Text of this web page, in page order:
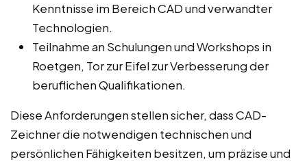
Kenntnisse im Bereich CAD und verwandter
Technologien.
Teilnahme an Schulungen und Workshops in
Roetgen, Tor zur Eifel zur Verbesserung der
beruflichen Qualifikationen.
Diese Anforderungen stellen sicher, dass CAD-
Zeichner die notwendigen technischen und
persönlichen Fähigkeiten besitzen, um präzise und